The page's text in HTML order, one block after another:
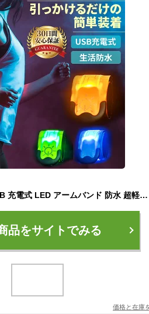
ランニングライト USB 充電式 LED アームバンド 防水 超軽量 USB充電式 ウォーキング 簡単装着 明るい 充電 反射 反射材 リフレクター リフトバンド チャージ 夜 夜間 腕 足首 ランニング 送料無料 ポイント消化
品をサイトでみる
価格と在庫